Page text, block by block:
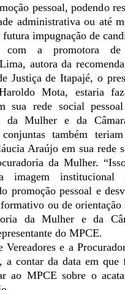
pessoal, podendo
administrativa ou até
impugnação de
com a promotora de
autora da
Justiça de Itapajé, o
Mota, estaria
sua rede social
da Mulher e da
conjuntas também
Araújo em sua rede
da Mulher.
imagem institucional
promoção pessoal e
ou de orientação
da Mulher e da
do MPCE.
Vereadores e a
a contar da data em que
ao MPCE sobre o